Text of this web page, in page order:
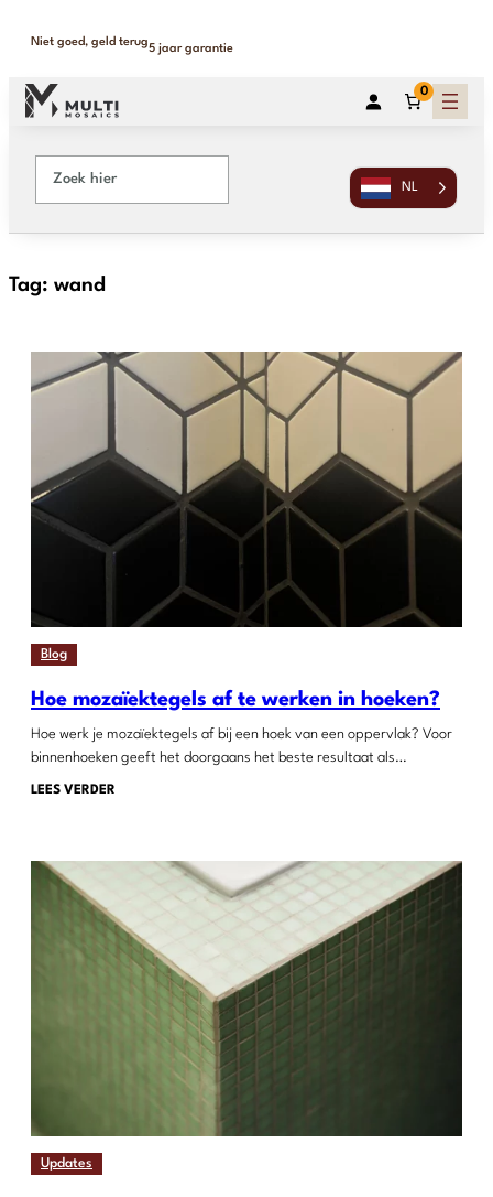
Niet goed, geld terug
5 jaar garantie
0
NL
Tag: wand
Blog
Hoe mozaïektegels af te werken in hoeken?
Hoe werk je mozaïektegels af bij een hoek van een oppervlak? Voor
binnenhoeken geeft het doorgaans het beste resultaat als…
LEES VERDER
Updates